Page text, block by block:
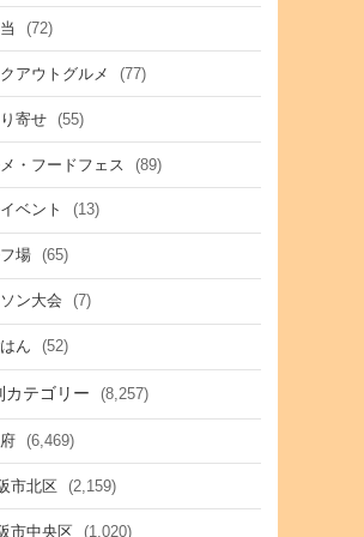
(72)
アウトグルメ (77)
寄せ (55)
・フードフェス (89)
ベント (13)
場 (65)
ン大会 (7)
ん (52)
カテゴリー (8,257)
(6,469)
市北区 (2,159)
市中央区 (1,020)